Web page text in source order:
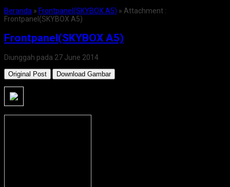
Beranda » Frontpanel(SKYBOX A5) » Attachment :
Frontpanel(SKYBOX A5)
Frontpanel(SKYBOX A5)
Diunggah pada 27 June 2014
Original Post Download Gambar